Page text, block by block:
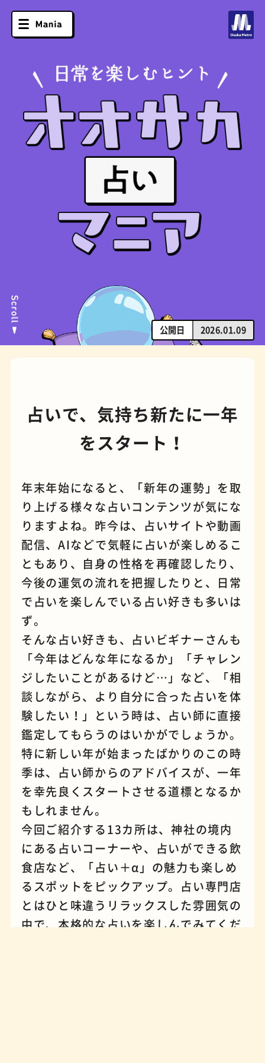
ソフトクリーム
スポーツバー 橋
ナポリタン パンケーキ
手芸 占い
公開日 2026.01.09
占いで、気持ち新たに一年
をスタート！
年末年始になると、「新年の運勢」を取
り上げる様々な占いコンテンツが気にな
りますよね。昨今は、占いサイトや動画
配信、AIなどで気軽に占いが楽しめるこ
ともあり、自身の性格を再確認したり、
今後の運気の流れを把握したりと、日常
で占いを楽しんでいる占い好きも多いは
ず。
そんな占い好きも、占いビギナーさんも
「今年はどんな年になるか」「チャレン
ジしたいことがあるけど…」など、「相
談しながら、より自分に合った占いを体
験したい！」という時は、占い師に直接
鑑定してもらうのはいかがでしょうか。
特に新しい年が始まったばかりのこの時
季は、占い師からのアドバイスが、一年
を幸先良くスタートさせる道標となるか
もしれません。
今回ご紹介する13カ所は、神社の境内
にある占いコーナーや、占いができる飲
食店など、「占い＋α」の魅力も楽しめ
るスポットをピックアップ。占い専門店
とはひと味違うリラックスした雰囲気の
中で、本格的な占いを楽しんでみてくだ